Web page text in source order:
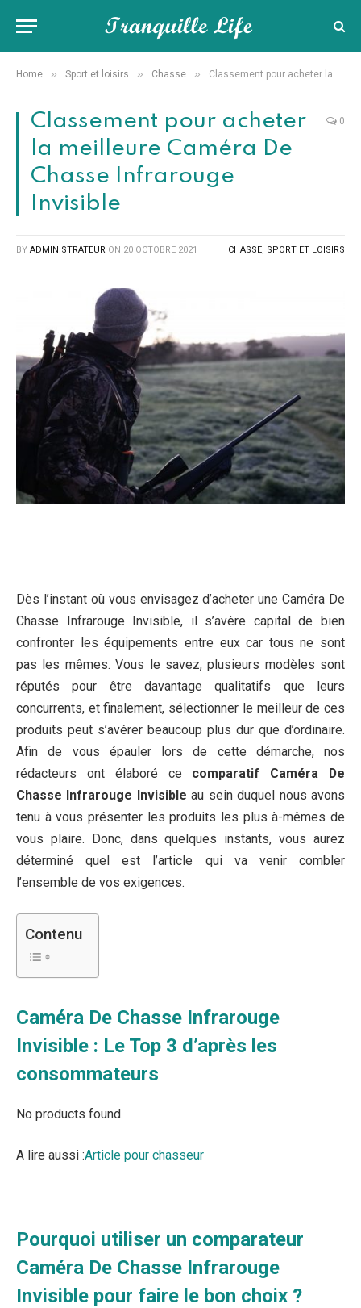
Home » Sport et loisirs » Chasse » Classement pour acheter la meilleure Caméra De Chasse Infrarouge Invisible
Classement pour acheter
la meilleure Caméra De
Chasse Infrarouge
Invisible
0
BY ADMINISTRATEUR ON 20 OCTOBRE 2021 CHASSE, SPORT ET LOISIRS
Dès l’instant où vous envisagez d’acheter une Caméra De
Chasse Infrarouge Invisible, il s’avère capital de bien
confronter les équipements entre eux car tous ne sont
pas les mêmes. Vous le savez, plusieurs modèles sont
réputés pour être davantage qualitatifs que leurs
concurrents, et finalement, sélectionner le meilleur de ces
produits peut s’avérer beaucoup plus dur que d’ordinaire.
Afin de vous épauler lors de cette démarche, nos
rédacteurs ont élaboré ce comparatif Caméra De
Chasse Infrarouge Invisible au sein duquel nous avons
tenu à vous présenter les produits les plus à-mêmes de
vous plaire. Donc, dans quelques instants, vous aurez
déterminé quel est l’article qui va venir combler
l’ensemble de vos exigences.
Contenu
Caméra De Chasse Infrarouge
Invisible : Le Top 3 d’après les
consommateurs
No products found.
A lire aussi :Article pour chasseur
Pourquoi utiliser un comparateur
Caméra De Chasse Infrarouge
Invisible pour faire le bon choix ?